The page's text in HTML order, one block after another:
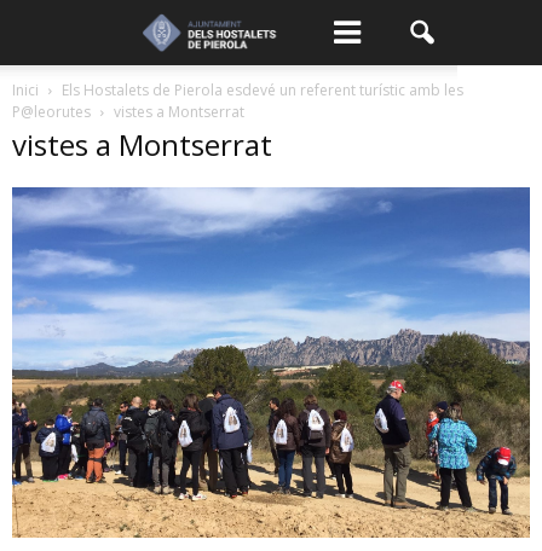
Inici
Els Hostalets de Pierola esdevé un referent turístic amb les
P@leorutes
vistes a Montserrat
vistes a Montserrat